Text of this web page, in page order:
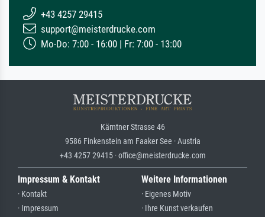
+43 4257 29415
support@meisterdrucke.com
Mo-Do: 7:00 - 16:00 | Fr: 7:00 - 13:00
Kärntner Strasse 46
9586 Finkenstein am Faaker See · Austria
+43 4257 29415 · office@meisterdrucke.com
Impressum & Kontakt
· Kontakt
· Impressum
Weitere Informationen
· Eigenes Motiv
· Ihre Kunst verkaufen